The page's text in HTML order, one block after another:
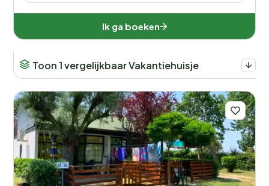
Ik ga boeken
Toon 1 vergelijkbaar Vakantiehuisje